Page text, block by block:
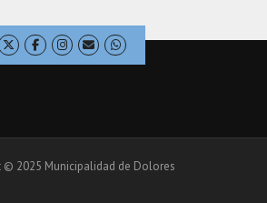
© 2025 Municipalidad de Dolores